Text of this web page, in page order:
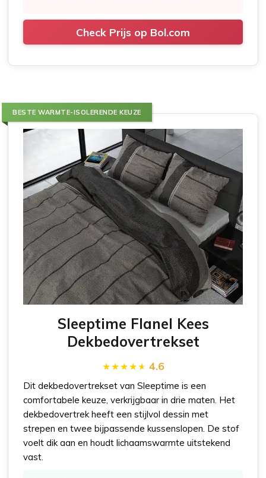
Check Prijs op Bol.com
BESTE WARMTE-ISOLERENDE KEUZE
Sleeptime Flanel Kees
Dekbedovertrekset
4.6
Dit dekbedovertrekset van Sleeptime is een
comfortabele keuze, verkrijgbaar in drie maten. Het
dekbedovertrek heeft een stijlvol dessin met
strepen en twee bijpassende kussenslopen. De stof
voelt dik aan en houdt lichaamswarmte uitstekend
vast.